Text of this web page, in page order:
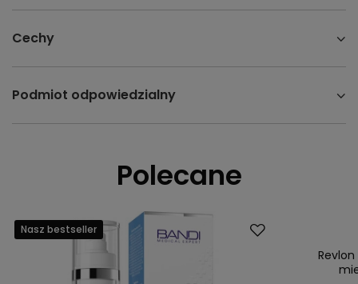
Cechy
Podmiot odpowiedzialny
Polecane
Nasz bestseller
Nasz